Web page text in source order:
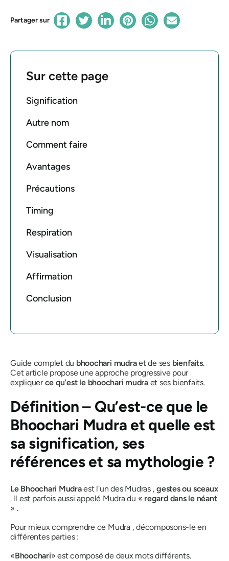
Partager sur
Sur cette page
Signification
Autre nom
Comment faire
Avantages
Précautions
Timing
Respiration
Visualisation
Affirmation
Conclusion
Guide complet du bhoochari mudraet de ses bienfaits.
Cet article propose une approche progressive pour
expliquerce qu'est le bhoochari mudraet ses bienfaits.
Définition – Qu’est-ce que le
Bhoochari Mudra et quelle est
sa signification, ses
références et sa mythologie ?
Le Bhoochari Mudraest l'un des Mudras,gestes ou sceaux
. Il est parfois aussi appelé Mudradu « regard dans le néant
» .
Pour mieux comprendre ce Mudra, décomposons-le en
différentes parties :
«Bhoochari» est composé de deux mots différents.